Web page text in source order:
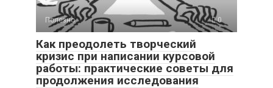
Полезно 0
Как преодолеть творческий
кризис при написании курсовой
работы: практические советы для
продолжения исследования